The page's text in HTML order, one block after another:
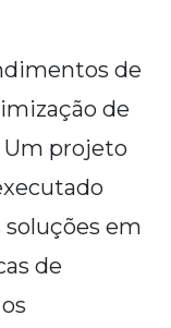
de
de
Um projeto
em
de